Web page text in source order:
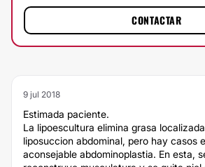
CONTACTAR
9 jul 2018
Estimada paciente.
La lipoescultura elimina grasa
liposuccion abdominal, pero hay casos
aconsejable abdominoplastia. En esta,